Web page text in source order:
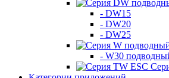
- DW15
- DW20
- DW25
- W30